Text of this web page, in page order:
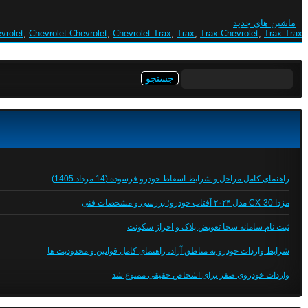
ماشین های جدید
, Chevrolet Chevrolet, Chevrolet Trax, Trax, Trax Chevrolet, Trax Trax
راهنمای کامل مراحل و شرایط اسقاط خودرو فرسوده (14 مرداد 1405)
مزدا CX-30 مدل ۲۰۲۴ آفتاب خودرو؛ بررسی و مشخصات فنی
ثبت نام سامانه سخا تعویض پلاک و احراز سکونت
شرایط واردات خودرو به مناطق آزاد، راهنمای کامل قوانین و محدودیت ها
واردات خودروی صفر برای اشخاص حقیقی ممنوع شد